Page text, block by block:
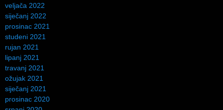
veljača 2022
siječanj 2022
prosinac 2021
studeni 2021
rujan 2021
lipanj 2021
travanj 2021
ožujak 2021
siječanj 2021
prosinac 2020